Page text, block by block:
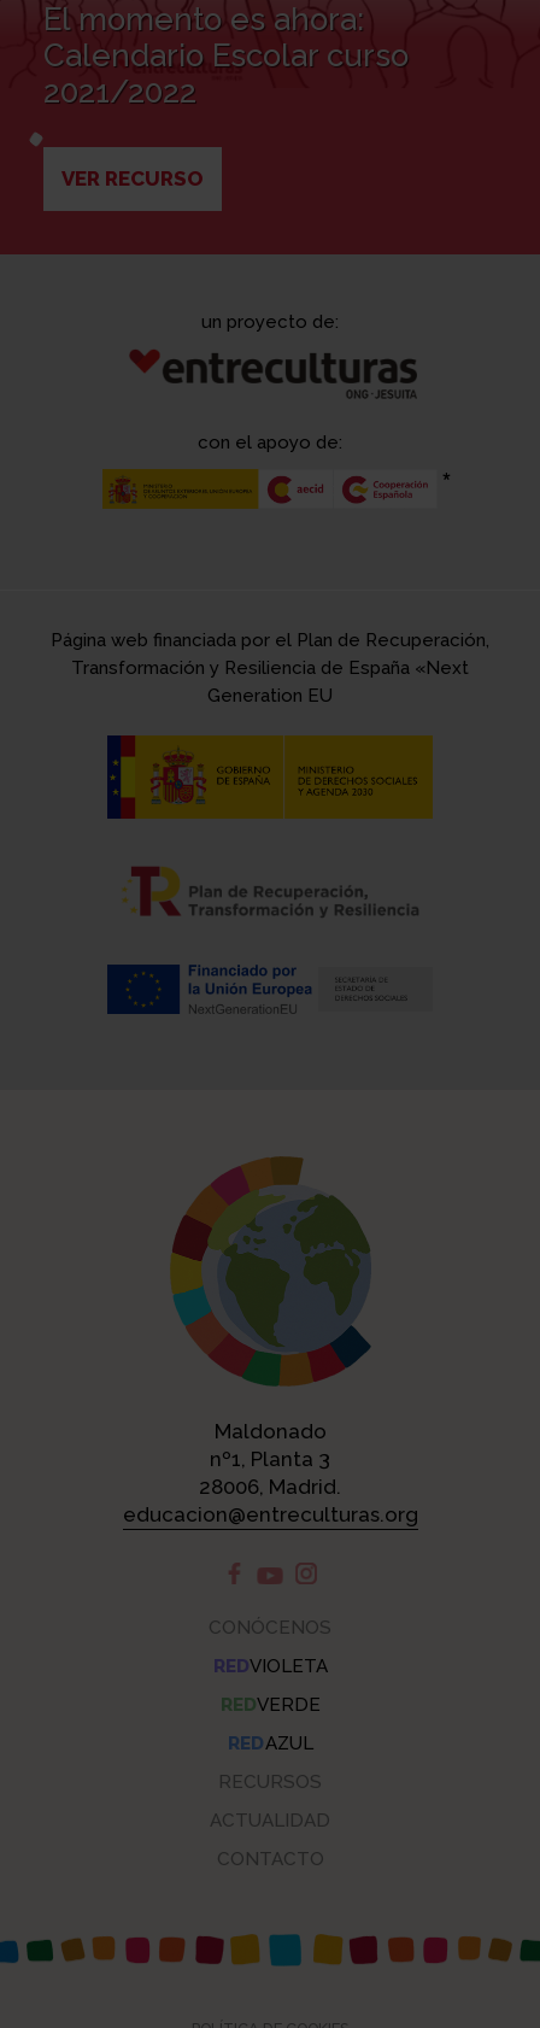
El momento es ahora:
Calendario Escolar curso
2021/2022
VER RECURSO
un proyecto de:
con el apoyo de:
Página web financiada por el Plan de Recuperación,
Transformación y Resiliencia de España «Next
Generation EU
Maldonado
nº1, Planta 3
28006, Madrid.
educacion@entreculturas.org
CONÓCENOS
REDVIOLETA
REDVERDE
REDAZUL
RECURSOS
ACTUALIDAD
CONTACTO